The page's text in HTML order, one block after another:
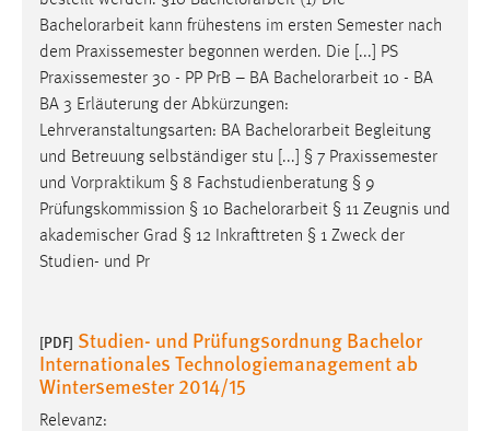
Bachelorarbeit kann frühestens im ersten Semester nach
dem Praxissemester begonnen werden. Die [...] PS
Praxissemester 30 - PP PrB – BA Bachelorarbeit 10 - BA
BA 3 Erläuterung der Abkürzungen:
Lehrveranstaltungsarten: BA Bachelorarbeit Begleitung
und Betreuung selbständiger stu [...] § 7 Praxissemester
und Vorpraktikum § 8 Fachstudienberatung § 9
Prüfungskommission § 10 Bachelorarbeit § 11 Zeugnis und
akademischer Grad § 12 Inkrafttreten § 1 Zweck der
Studien- und Pr
[PDF] Studien- und Prüfungsordnung Bachelor
Internationales Technologiemanagement ab
Wintersemester 2014/15
Relevanz: